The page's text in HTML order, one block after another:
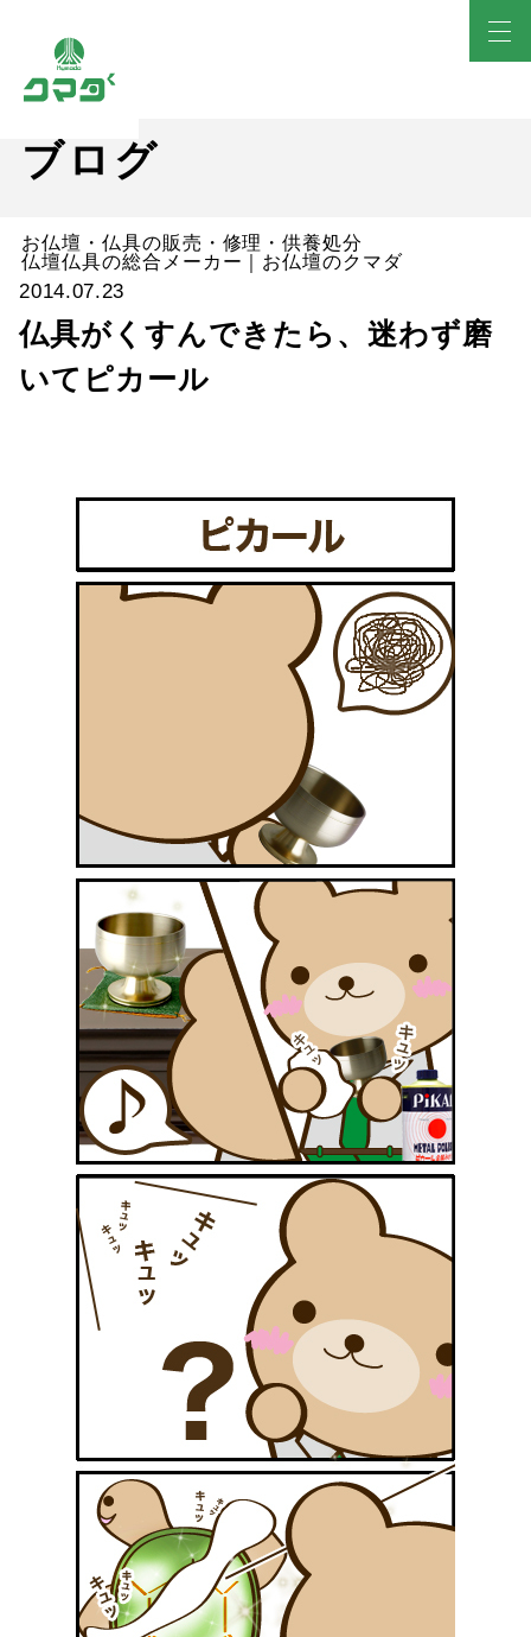
ブログ
お仏壇・仏具の販売・修理・供養処分
仏壇仏具の総合メーカー｜お仏壇のクマダ
2014.07.23
仏具がくすんできたら、迷わず磨
いてピカール